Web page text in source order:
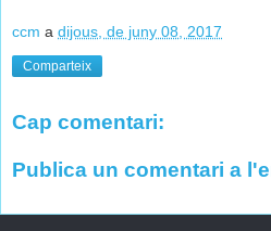
ccm a dijous, de juny 08, 2017
Comparteix
Cap comentari:
Publica un comentari a